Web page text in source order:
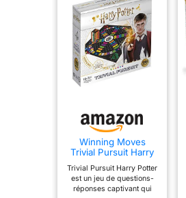
Winning Moves
Trivial Pursuit Harry
Carte Enfant Harry
Potter - Jeu Quizz -
Jeu de Voyage - Jeu
Trivial Pursuit Harry Potter
est un jeu de questions-
réponses captivant qui